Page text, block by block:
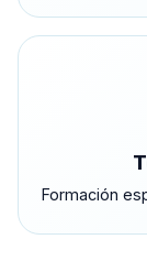
Formación